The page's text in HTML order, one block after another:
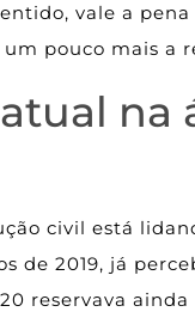
vale a
pouco mais a
na
civil está
de 2019, já
reservava